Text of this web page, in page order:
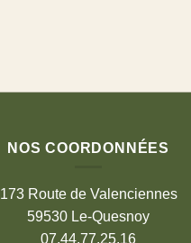
NOS COORDONNÉES
173 Route de Valenciennes
59530 Le-Quesnoy
07.44.77.25.16